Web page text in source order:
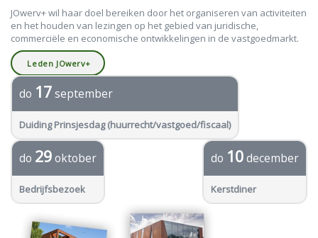
JOwerv+ wil haar doel bereiken door het organiseren van activiteiten
en het houden van lezingen op het gebied van juridische,
commerciële en economische ontwikkelingen in de vastgoedmarkt.
Leden JOwerv+
do 17september
Duiding Prinsjesdag (huurrecht/vastgoed/fiscaal)
do 29oktober
Bedrijfsbezoek
do 10december
Kerstdiner